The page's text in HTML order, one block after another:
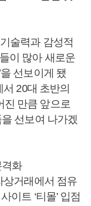
술력과 감성적
이 많아 새로운
선보이게 됐
서 20대 초반의
진 만큼 앞으로
선보여 나가겠
화
상거래에서 점유
이트 ‘티몰’ 입점